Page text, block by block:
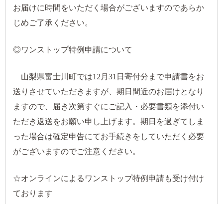
お届けに時間をいただく場合がございますのであらか
じめご了承ください。
◎ワンストップ特例申請について
山梨県富士川町では12月31日寄付分まで申請書をお
送りさせていただきますが、期日間近のお届けとなり
ますので、届き次第すぐにご記入・必要書類を添付い
ただき返送をお願い申し上げます。期日を過ぎてしま
った場合は確定申告にてお手続きをしていただく必要
がございますのでご注意ください。
☆オンラインによるワンストップ特例申請も受け付け
ております